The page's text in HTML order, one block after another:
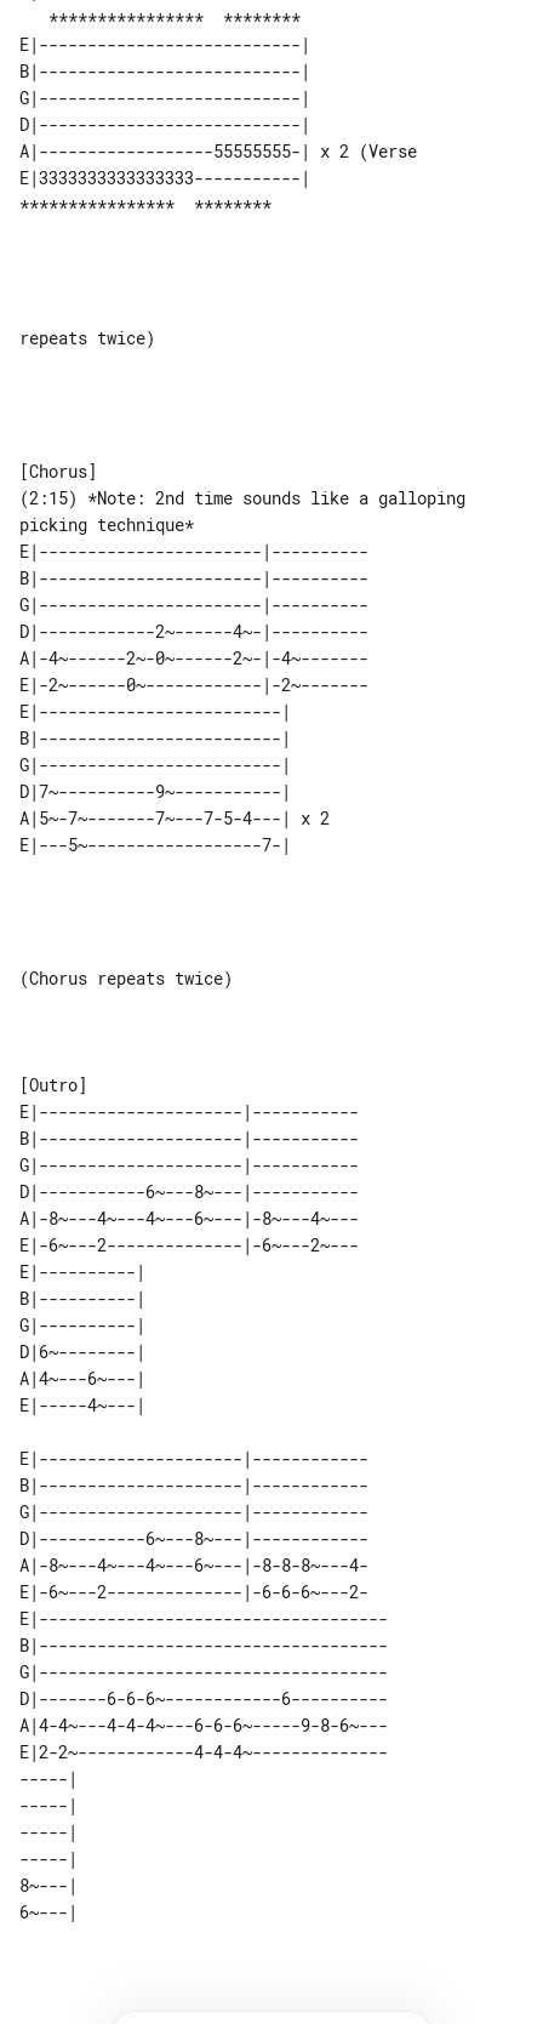
E|---------------------------|
B|---------------------------|
G|---------------------------|
D|---------------------------|
A|------------------55555555-| x 2 (Verse
E|3333333333333333-----------|
****************  ********
repeats twice)
(2:15) *Note: 2nd time sounds like a galloping
picking technique*
E|-----------------------|----------
B|-----------------------|----------
G|-----------------------|----------
D|------------2~------4~-|----------
A|-4~------2~-0~------2~-|-4~-------
E|-2~------0~------------|-2~-------
E|-------------------------|
B|-------------------------|
G|-------------------------|
D|7~----------9~-----------|
A|5~-7~-------7~---7-5-4---| x 2
E|---5~------------------7-|
(Chorus repeats twice)
E|---------------------|-----------
B|---------------------|-----------
G|---------------------|-----------
D|-----------6~---8~---|-----------
A|-8~---4~---4~---6~---|-8~---4~---
E|-6~---2--------------|-6~---2~---
E|----------|
B|----------|
G|----------|
D|6~--------|
A|4~---6~---|
E|---------------------|------------
B|---------------------|------------
G|---------------------|------------
D|-----------6~---8~---|------------
A|-8~---4~---4~---6~---|-8-8-8~---4-
E|-6~---2--------------|-6-6-6~---2-
E|------------------------------------
B|------------------------------------
G|------------------------------------
D|-------6-6-6~------------6----------
A|4-4~---4-4-4~---6-6-6~-----9-8-6~---
E|2-2~------------4-4-4~--------------
-----|
-----|
-----|
-----|
8~---|